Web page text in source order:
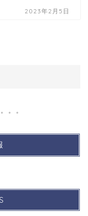
2023年2月5日